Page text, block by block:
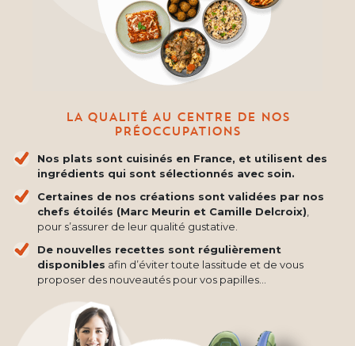
LA QUALITÉ AU CENTRE DE NOS
PRÉOCCUPATIONS
Nos plats sont cuisinés en France, et utilisent des
ingrédients qui sont sélectionnés avec soin.
Certaines de nos créations sont validées par nos
chefs étoilés (Marc Meurin et Camille Delcroix),
pour s’assurer de leur qualité gustative.
De nouvelles recettes sont régulièrement
disponibles afin d’éviter toute lassitude et de vous
proposer des nouveautés pour vos papilles...